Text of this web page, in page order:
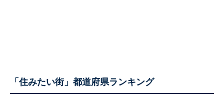
「住みたい街」都道府県ランキング